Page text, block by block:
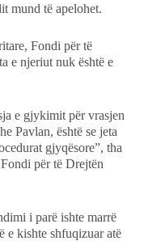
mund të apelohet.
Fondi për të
e njeriut nuk është e
e gjykimit për vrasjen
Pavlan, është se jeta
gjyqësore”, tha
për të Drejtën
i parë ishte marrë
e kishte shfuqizuar atë